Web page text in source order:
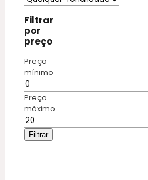
Filtrar
por
preço
Preço
mínimo
Preço
máximo
Filtrar